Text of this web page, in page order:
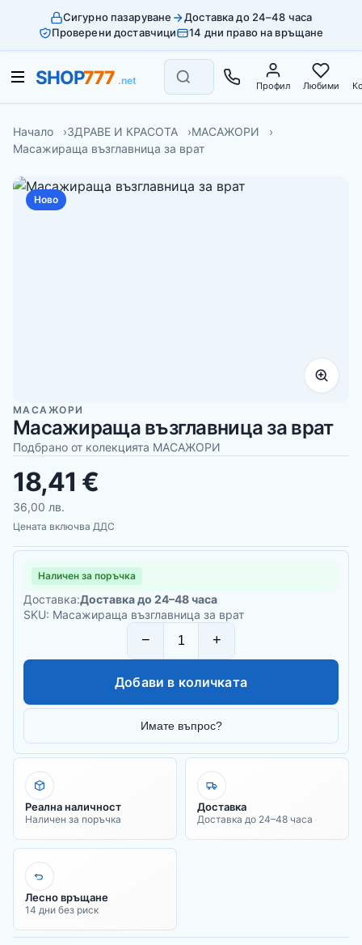
Сигурно пазаруване
Доставка до 24–48 часа
Проверени доставчици
14 дни право на връщане
Профил Любими
Начало ЗДРАВЕ И КРАСОТА
МАСАЖОРИ
Масажираща възглавница за врат
Ново
МАСАЖОРИ
Масажираща възглавница за врат
Подбрано от колекцията МАСАЖОРИ
18,41 €
36,00 лв.
Цената включва ДДС
Наличен за поръчка
Доставка:Доставка до 24–48 часа
SKU: Масажираща възглавница за врат
− +
Добави в количката
Имате въпрос?
Реална наличност
Наличен за поръчка
Доставка
Доставка до 24–48 часа
Лесно връщане
14 дни без риск